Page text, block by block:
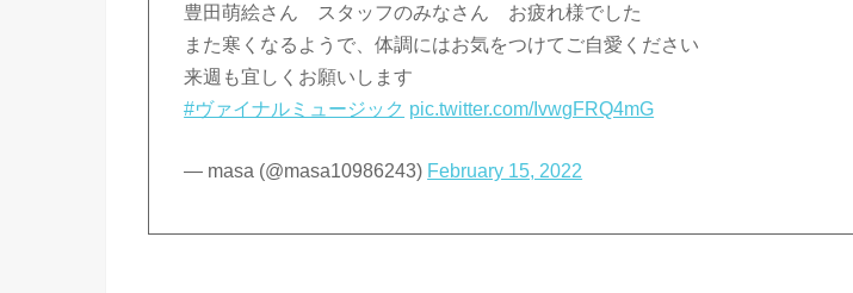
豊田萌絵さん スタッフのみなさん お疲れ様でした
また寒くなるようで、体調にはお気をつけてご自愛ください
来週も宜しくお願いします
#ヴァイナルミュージック pic.twitter.com/IvwgFRQ4mG
— masa (@masa10986243) February 15, 2022